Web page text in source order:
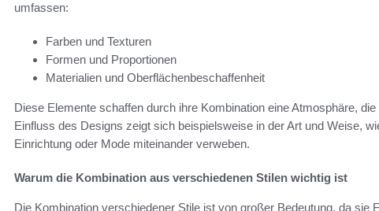
umfassen:
Farben und Texturen
Formen und Proportionen
Materialien und Oberflächenbeschaffenheit
Diese Elemente schaffen durch ihre Kombination eine Atmosphäre,
Einfluss des Designs zeigt sich beispielsweise in der Art und Weise,
Einrichtung oder Mode miteinander verweben.
Warum die Kombination aus verschiedenen Stilen wichtig ist
Die Kombination verschiedener Stile ist von großer Bedeutung, da sie